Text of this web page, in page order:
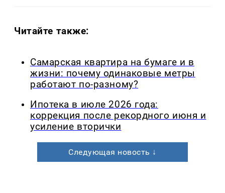
Читайте также:
Самарская квартира на бумаге и в
жизни: почему одинаковые метры
работают по-разному?
Ипотека в июле 2026 года:
коррекция после рекордного июня и
усиление вторички
Следующая новость ↓